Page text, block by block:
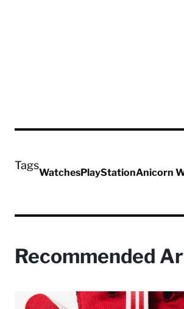
Tags
WatchesPlayStationAnicorn
Recommended